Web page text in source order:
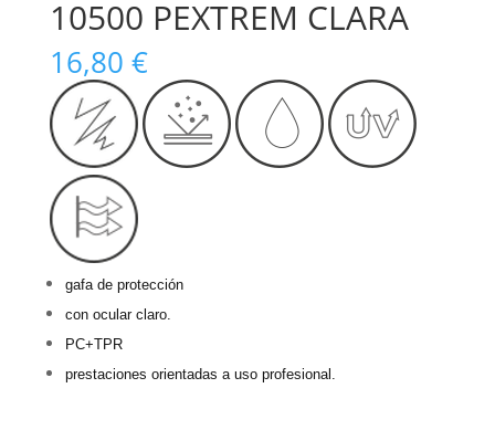
10500 PEXTREM CLARA
16,80 €
gafa de protección
con ocular claro.
PC+TPR
prestaciones orientadas a uso profesional.